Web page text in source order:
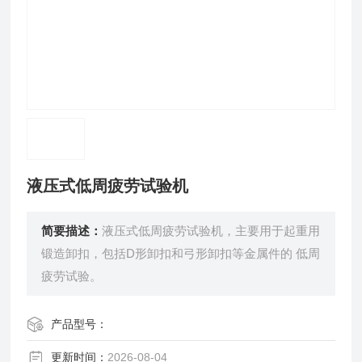
液压式低周疲劳试验机
简要描述：液压式低周疲劳试验机，主要用于起重用
锻造卸扣，包括D形卸扣和弓形卸扣等金属件的 低周
疲劳试验。
产品型号：
更新时间： 2026-08-04